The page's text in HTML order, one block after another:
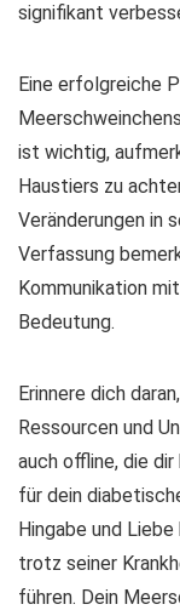
signifikant
Eine erfolgreiche
ist wichtig,
Haustiers zu
Veränderungen in
Verfassung
Kommunikation
Bedeutung.
Erinnere dich
Ressourcen und
auch offline, die
für dein
Hingabe und
trotz seiner
führen. Dein